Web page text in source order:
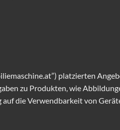
platzierten
zu Produkten, wie
die Verwendbarkeit von